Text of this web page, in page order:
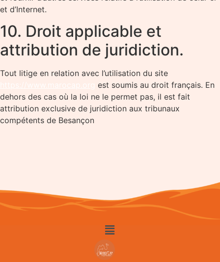
et d’Internet.
10. Droit applicable et
attribution de juridiction.
Tout litige en relation avec l’utilisation du site
est soumis au droit français. En
dehors des cas où la loi ne le permet pas, il est fait
attribution exclusive de juridiction aux tribunaux
compétents de Besançon